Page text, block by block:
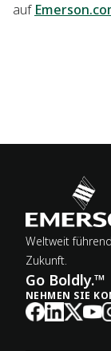
auf
Weltweit
Zukunft.
Go Boldly.™
NEHMEN SIE